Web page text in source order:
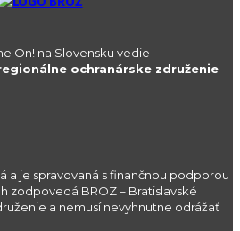
On! na Slovensku vedie
ochranárske združenie
a je spravovaná s finančnou podporou
zodpovedá BROZ – Bratislavské
a nemusí nevyhnutne odrážať